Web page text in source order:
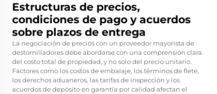
Estructuras de precios,
condiciones de pago y acuerdos
sobre plazos de entrega
La negociación de precios con un proveedor mayorista de
destornilladores debe abordarse con una comprensión clara
del costo total de propiedad, y no solo del precio unitario.
Factores como los costos de embalaje, los términos de flete,
los derechos aduaneros, las tarifas de inspección y los
acuerdos de depósito en garantía por calidad afectan el